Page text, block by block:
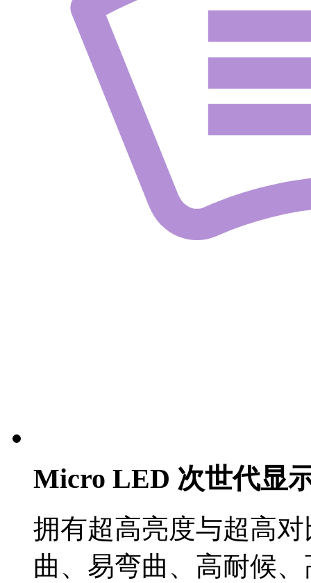
Micro LED 次世代显
拥有超高亮度与超高
曲、易弯曲、高耐候